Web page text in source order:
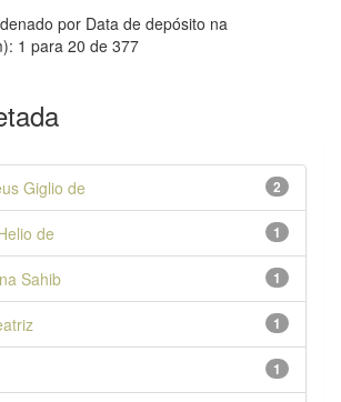
por Data de depósito na
1 para 20 de 377
2
Giglio de
1
de
1
Sahib
1
1